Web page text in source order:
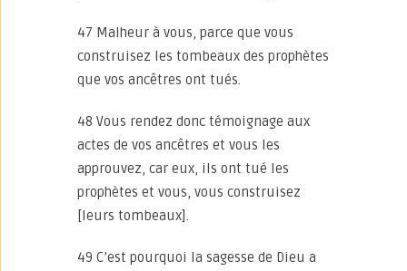
47 Malheur à vous, parce que vous
construisez les tombeaux des prophètes
que vos ancêtres ont tués.
48 Vous rendez donc témoignage aux
actes de vos ancêtres et vous les
approuvez, car eux, ils ont tué les
prophètes et vous, vous construisez
[leurs tombeaux].
49 C’est pourquoi la sagesse de Dieu a